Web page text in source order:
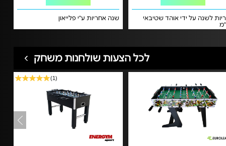
שנה אחריות ע"י פלייאון
לשנה על ידי אוהד שטיבאי
לכל הצעות שולחנות משחק
(1)